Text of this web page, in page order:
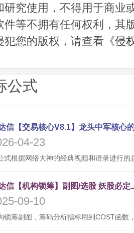
研究使用，不得用于商业
件等不拥有任何权利，其
犯您的版权，请查看《侵
公式
04-23
09-10